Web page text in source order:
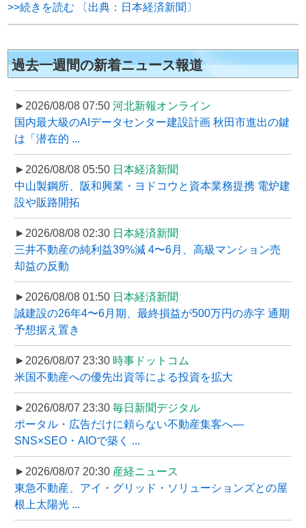
>>続きを読む 〔出典：日本経済新聞〕
過去一週間の新着ニュース報道
►2026/08/08 07:50 河北新報オンライン
国内最大級のAIデータセンター建設計画 秋田市進出の鍵
は「潜在的 ...
►2026/08/08 05:50 日本経済新聞
中山製鋼所、阪和興業・ヨドコウと資本業務提携 電炉建
設や販路開拓
►2026/08/08 02:30 日本経済新聞
三井不動産の純利益39%減 4〜6月、高級マンション売
却益の反動
►2026/08/08 01:50 日本経済新聞
誠建設の26年4〜6月期、最終損益が500万円の赤字 通期
予想据え置き
►2026/08/07 23:30 時事ドットコム
米国不動産への優先出資等による投資を拡大
►2026/08/07 23:30 毎日新聞デジタル
ポータル・広告だけに頼らない不動産集客へ―
SNS×SEO・AIOで築く ...
►2026/08/07 20:30 産経ニュース
東急不動産、アイ・グリッド・ソリューションズとの屋
根上太陽光 ...